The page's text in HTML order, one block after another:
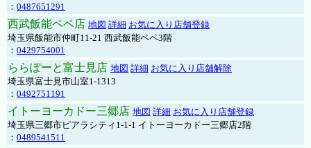
： 0487651291
西武飯能ペペ店 地図 詳細 お気に入り店舗登録
埼玉県飯能市仲町11-21 西武飯能ペペ3階
： 0429754001
ららぽーと富士見店 地図 詳細 お気に入り店舗解除
埼玉県富士見市山室1-1313
： 0492751191
イトーヨーカドー三郷店 地図 詳細 お気に入り店舗登録
埼玉県三郷市ピアラシティ1-1-1 イトーヨーカドー三郷店2階
： 0489541511